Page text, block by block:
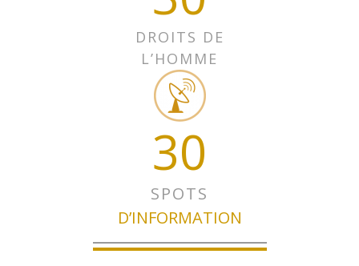
DROITS DE
L’HOMME
30
SPOTS
D’INFORMATION